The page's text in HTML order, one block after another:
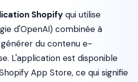
Shopify qui utilise
d'OpenAI) combinée à
du contenu e-
L'application est disponible
App Store, ce qui signifie